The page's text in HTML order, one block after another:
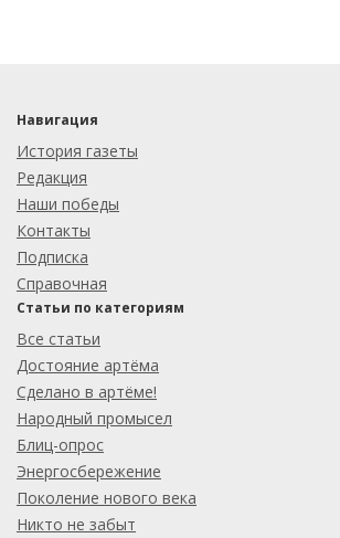
Навигация
История газеты
Редакция
Наши победы
Контакты
Подписка
Справочная
Статьи по категориям
Все статьи
Достояние артёма
Сделано в артёме!
Народный промысел
Блиц-опрос
Энергосбережение
Поколение нового века
Никто не забыт